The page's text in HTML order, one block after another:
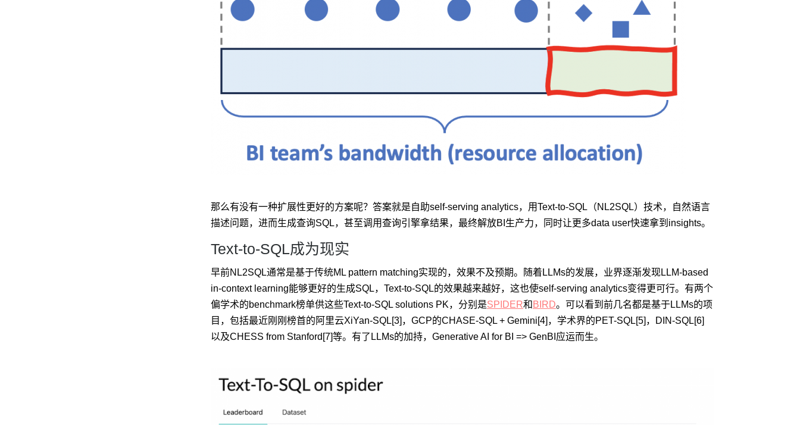
那么有没有一种扩展性更好的方案呢？答案就是自助self-serving analytics，用Text-to-SQL（NL2SQL）技术，自然语言
描述问题，进而生成查询SQL，甚至调用查询引擎拿结果，最终解放BI生产力，同时让更多data user快速拿到insights。
Text-to-SQL成为现实
早前NL2SQL通常是基于传统ML pattern matching实现的，效果不及预期。随着LLMs的发展，业界逐渐发现LLM-based
in-context learning能够更好的生成SQL，Text-to-SQL的效果越来越好，这也使self-serving analytics变得更可行。有两个
偏学术的benchmark榜单供这些Text-to-SQL solutions PK，分别是SPIDER和 BIRD。可以看到前几名都是基于LLMs的项
目，包括最近刚刚榜首的阿里云XiYan-SQL[3]，GCP的CHASE-SQL + Gemini[4]，学术界的PET-SQL[5]，DIN-SQL[6]
以及CHESS from Stanford[7]等。有了LLMs的加持， Generative AI for BI => GenBI应运而生。